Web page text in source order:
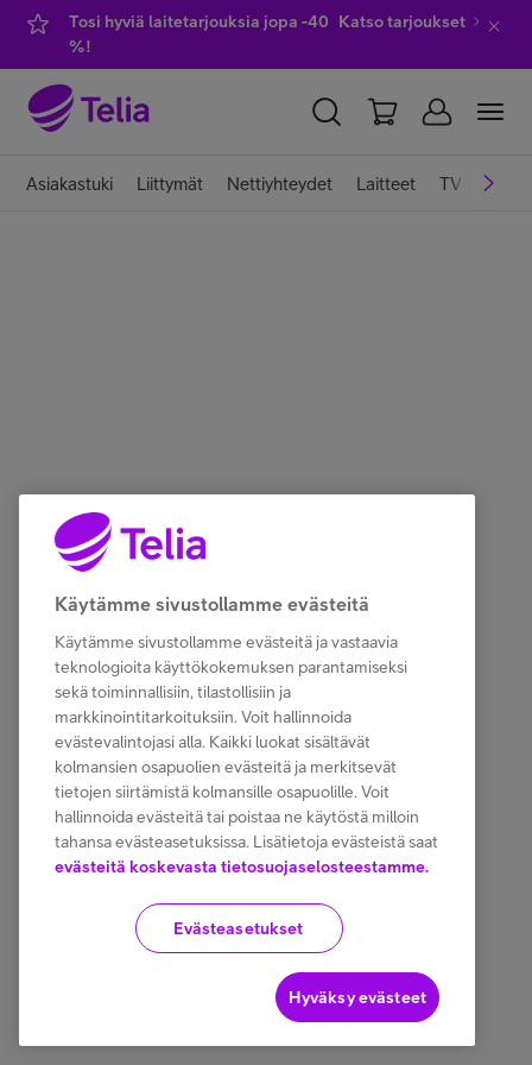
Tosi hyviä laitetarjouksia jopa -40
%!
Katso tarjoukset
YKSITYISILLE YRITYKSILLE WHOLESALE
Asiakastuki
Minun Telia
EN SV
Asiakastuki Liittymät Nettiyhteydet Laitteet TV ja viihde
Käytämme sivustollamme evästeitä
Käytämme sivustollamme evästeitä ja vastaavia
teknologioita käyttökokemuksen parantamiseksi
sekä toiminnallisiin, tilastollisiin ja
markkinointitarkoituksiin. Voit hallinnoida
evästevalintojasi alla. Kaikki luokat sisältävät
kolmansien osapuolien evästeitä ja merkitsevät
tietojen siirtämistä kolmansille osapuolille. Voit
hallinnoida evästeitä tai poistaa ne käytöstä milloin
tahansa evästeasetuksissa. Lisätietoja evästeistä saat
evästeitä koskevasta tietosuojaselosteestamme.
Evästeasetukset
Hyväksy evästeet